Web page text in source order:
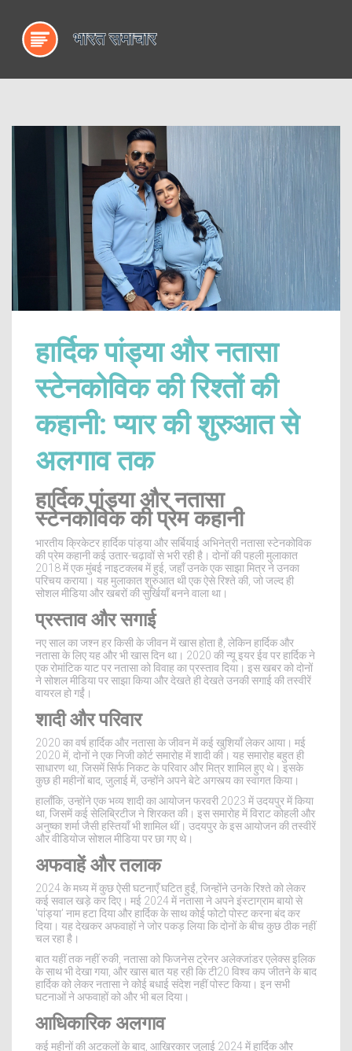
हार्दिक पांड्या और नतासा
स्टेनकोविक की रिश्तों की
कहानी: प्यार की शुरुआत से
अलगाव तक
हार्दिक पांड्या और नतासा
स्टेनकोविक की प्रेम कहानी
भारतीय क्रिकेटर हार्दिक पांड्या और सर्बियाई अभिनेत्री नतासा स्टेनकोविक
की प्रेम कहानी कई उतार-चढ़ावों से भरी रही है। दोनों की पहली मुलाकात
2018 में एक मुंबई नाइटक्लब में हुई, जहाँ उनके एक साझा मित्र ने उनका
परिचय कराया। यह मुलाकात शुरुआत थी एक ऐसे रिश्ते की, जो जल्द ही
सोशल मीडिया और खबरों की सुर्खियाँ बनने वाला था।
प्रस्ताव और सगाई
नए साल का जश्न हर किसी के जीवन में खास होता है, लेकिन हार्दिक और
नतासा के लिए यह और भी खास दिन था। 2020 की न्यू इयर ईव पर हार्दिक ने
एक रोमांटिक याट पर नतासा को विवाह का प्रस्ताव दिया। इस खबर को दोनों
ने सोशल मीडिया पर साझा किया और देखते ही देखते उनकी सगाई की तस्वीरें
वायरल हो गईं।
शादी और परिवार
2020 का वर्ष हार्दिक और नतासा के जीवन में कई खुशियाँ लेकर आया। मई
2020 में, दोनों ने एक निजी कोर्ट समारोह में शादी की। यह समारोह बहुत ही
साधारण था, जिसमें सिर्फ निकट के परिवार और मित्र शामिल हुए थे। इसके
कुछ ही महीनों बाद, जुलाई में, उन्होंने अपने बेटे अगस्त्य का स्वागत किया।
हालाँकि, उन्होंने एक भव्य शादी का आयोजन फरवरी 2023 में उदयपुर में किया
था, जिसमें कई सेलिब्रिटीज ने शिरकत की। इस समारोह में विराट कोहली और
अनुष्का शर्मा जैसी हस्तियाँ भी शामिल थीं। उदयपुर के इस आयोजन की तस्वीरें
और वीडियोज सोशल मीडिया पर छा गए थे।
अफवाहें और तलाक
2024 के मध्य में कुछ ऐसी घटनाएँ घटित हुईं, जिन्होंने उनके रिश्ते को लेकर
कई सवाल खड़े कर दिए। मई 2024 में नतासा ने अपने इंस्टाग्राम बायो से
'पांड्या' नाम हटा दिया और हार्दिक के साथ कोई फोटो पोस्ट करना बंद कर
दिया। यह देखकर अफवाहों ने जोर पकड़ लिया कि दोनों के बीच कुछ ठीक नहीं
चल रहा है।
बात यहीं तक नहीं रुकी, नतासा को फिजनेस ट्रेनर अलेक्जांडर एलेक्स इलिक
के साथ भी देखा गया, और खास बात यह रही कि टी20 विश्व कप जीतने के बाद
हार्दिक को लेकर नतासा ने कोई बधाई संदेश नहीं पोस्ट किया। इन सभी
घटनाओं ने अफवाहों को और भी बल दिया।
आधिकारिक अलगाव
कई महीनों की अटकलों के बाद, आखिरकार जुलाई 2024 में हार्दिक और